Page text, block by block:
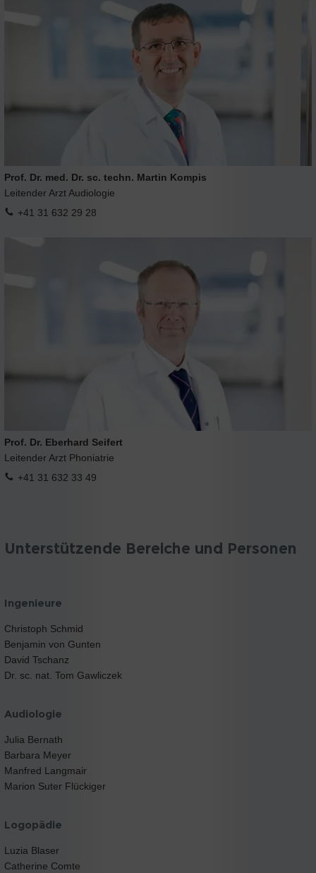
Prof. Dr. med. Dr. sc. techn. Martin Kompis
Leitender Arzt Audiologie
+41 31 632 29 28
Prof. Dr. Eberhard Seifert
Leitender Arzt Phoniatrie
+41 31 632 33 49
Unterstützende Bereiche und Personen
Ingenieure
Christoph Schmid
Benjamin von Gunten
David Tschanz
Dr. sc. nat. Tom Gawliczek
Audiologie
Julia Bernath
Barbara Meyer
Manfred Langmair
Marion Suter Flückiger
Logopädie
Luzia Blaser
Catherine Comte